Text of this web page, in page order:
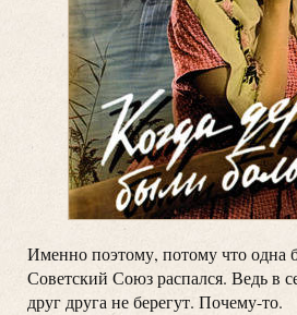
Именно поэтому, потому что одна
Советский Союз распался. Ведь в
друг друга не берегут. Почему-то.